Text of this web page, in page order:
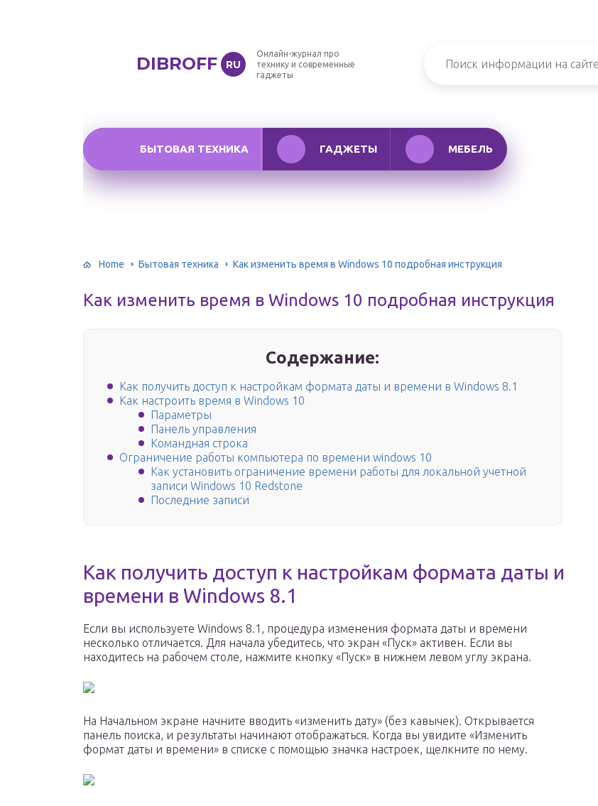
DIBROFF RU
Онлайн-журнал про
технику и современные
гаджеты
БЫТОВАЯ ТЕХНИКА ГАДЖЕТЫ МЕБЕЛЬ
Home Бытовая техника Как изменить время в Windows 10 подробная инструкция
Как изменить время в Windows 10 подробная инструкция
Содержание:
Как получить доступ к настройкам формата даты и времени в Windows 8.1
Как настроить время в Windows 10
Параметры
Панель управления
Командная строка
Ограничение работы компьютера по времени windows 10
Как установить ограничение времени работы для локальной учетной
записи Windows 10 Redstone
Последние записи
Как получить доступ к настройкам формата даты и
времени в Windows 8.1
Если вы используете Windows 8.1, процедура изменения формата даты и времени
несколько отличается. Для начала убедитесь, что экран «Пуск» активен. Если вы
находитесь на рабочем столе, нажмите кнопку «Пуск» в нижнем левом углу экрана.
На Начальном экране начните вводить «изменить дату» (без кавычек). Открывается
панель поиска, и результаты начинают отображаться. Когда вы увидите «Изменить
формат даты и времени» в списке с помощью значка настроек, щелкните по нему.